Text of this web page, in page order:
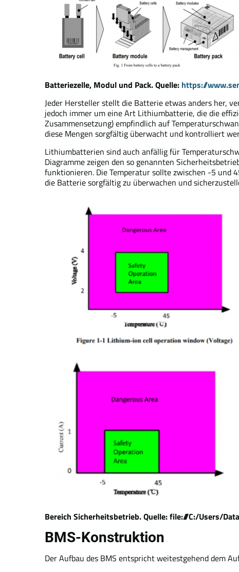
Batteriezelle, Modul und Pack. Quelle: https://
Jeder Hersteller stellt die Batterie etwas anders her,
jedoch immer um eine Art Lithiumbatterie, die die
Zusammensetzung) empfindlich auf
diese Mengen sorgfältig überwacht und kontrolliert
Lithiumbatterien sind auch anfällig für
Diagramme zeigen den so genannten
funktionieren. Die Temperatur sollte zwischen -5 und
die Batterie sorgfältig zu überwachen und
Bereich Sicherheitsbetrieb. Quelle: file:///C:/Users/
BMS-Konstruktion
Der Aufbau des BMS entspricht weitestgehend dem